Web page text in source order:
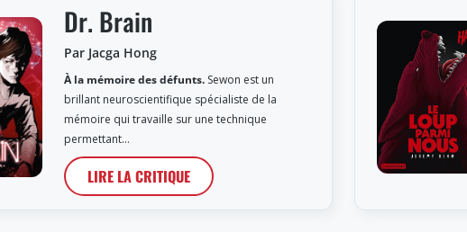
Dr. Brain
Par Jacga Hong
À la mémoire des défunts. Sewon est un
brillant neuroscientifique spécialiste de la
mémoire qui travaille sur une technique
permettant…
LIRE LA CRITIQUE